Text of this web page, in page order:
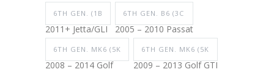
6TH GEN. (1B
2011+ Jetta/GLI
6TH GEN. B6 (3C
2005 – 2010 Passat
6TH GEN. MK6 (5K
2008 – 2014 Golf
6TH GEN. MK6 (5K
2009 – 2013 Golf GTI